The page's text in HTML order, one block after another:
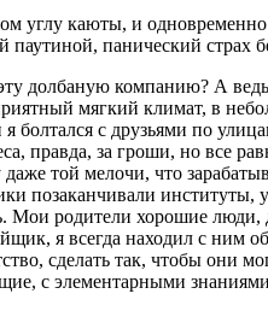
углу каюты, и
панический страх
долбаную компанию? А
мягкий климат, в
болтался с друзьями по
правда, за гроши, но все
той мелочи, что
позаканчивали институты,
Мои родители хорошие
я всегда находил с
сделать так, чтобы
с элементарными